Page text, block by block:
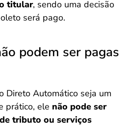
titular, sendo uma decisão
será pago.
podem ser pagas
Direto Automático seja um
prático, ele não pode ser
tributo ou serviços